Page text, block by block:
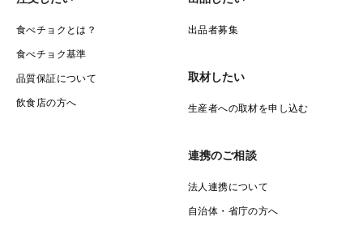
食べチョクとは？
食べチョク基準
品質保証について
飲食店の方へ
出品者募集
取材したい
生産者への取材を申し込む
連携のご相談
法人連携について
自治体・省庁の方へ